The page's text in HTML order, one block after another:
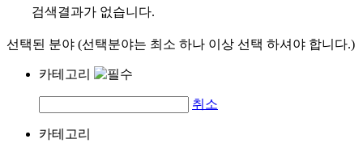
검색결과가 없습니다.
선택된 분야 (선택분야는 최소 하나 이상 선택 하셔야 합니다.)
카테고리
취소
카테고리